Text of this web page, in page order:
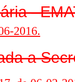
2016.
a